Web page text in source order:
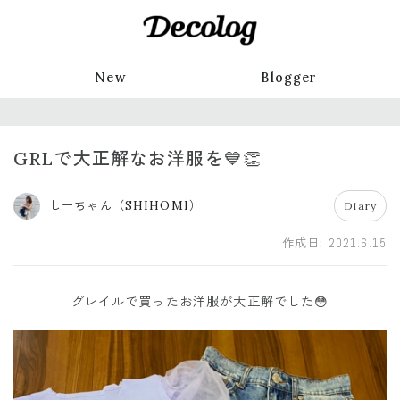
New Blogger
GRLで大正解なお洋服を💙👏
しーちゃん（SHIHOMI） Diary
作成日: 2021.6.15
グレイルで買ったお洋服が大正解でした😳